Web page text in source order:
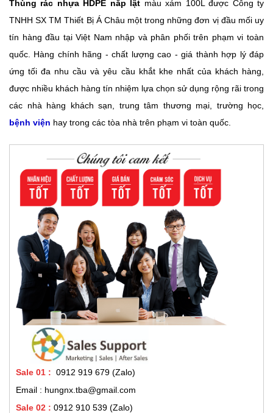
Thùng rác nhựa HDPE nắp lật màu xám 100L được Công ty
TNHH SX TM Thiết Bị Á Châu một trong những đơn vị đầu mối uy
tín hàng đầu tại Việt Nam nhập và phân phối trên phạm vi toàn
quốc. Hàng chính hãng - chất lượng cao - giá thành hợp lý đáp
ứng tối đa nhu cầu và yêu cầu khắt khe nhất của khách hàng,
được nhiều khách hàng tín nhiệm lựa chọn sử dụng rộng rãi trong
các nhà hàng khách sạn, trung tâm thương mại, trường học,
bệnh viện hay trong các tòa nhà trên phạm vi toàn quốc.
Sale 01 : 0912 919 679 (Zalo)
Email : hungnx.tba@gmail.com
Sale 02 : 0912 910 539 (Zalo)